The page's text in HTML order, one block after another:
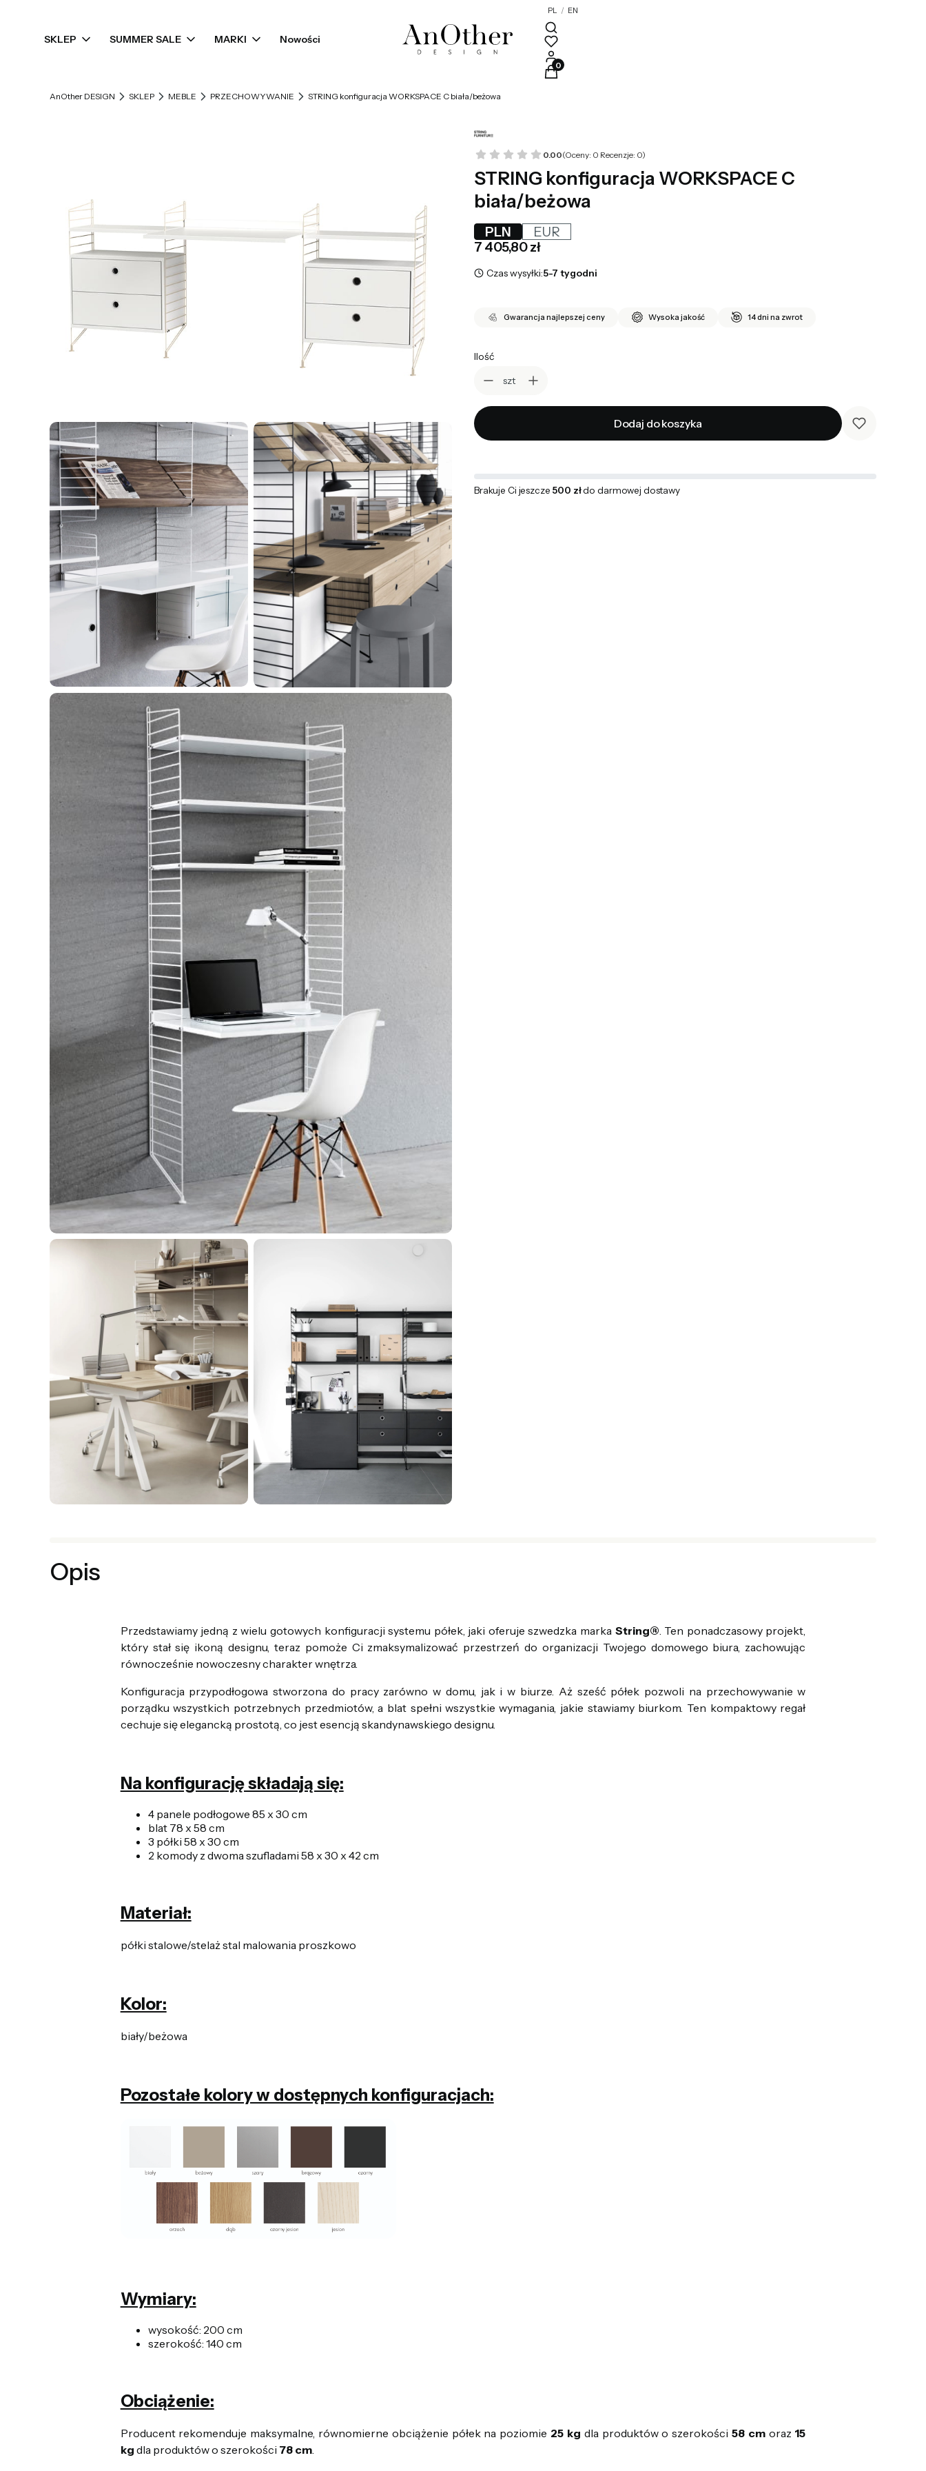
SKLEP SUMMER SALE MARKI Nowości
PL / EN
Produkty w koszyku: 0. Zobacz szczegóły
AnOther DESIGN SKLEP MEBLE PRZECHOWYWANIE STRING konfiguracja WORKSPACE C biała/beżowa
0.00(Oceny: 0 Recenzje: 0)
STRING konfiguracja WORKSPACE C
biała/beżowa
PLN
EUR
Cena
7 405,80 zł
Czas wysyłki:5-7 tygodni
Gwarancja najlepszej ceny Wysoka jakość 14 dni na zwrot
Ilość
szt
Dodaj do koszyka
Brakuje Ci jeszcze 500 złdo darmowej dostawy
Opis
Przedstawiamy jedną z wielu gotowych konfiguracji systemu półek, jaki oferuje szwedzka marka String® . Ten ponadczasowy projekt,
który stał się ikoną designu, teraz pomoże Ci zmaksymalizować przestrzeń do organizacji Twojego domowego biura, zachowując
równocześnie nowoczesny charakter wnętrza.
Konfiguracja przypodłogowa stworzona do pracy zarówno w domu, jak i w biurze. Aż sześć półek pozwoli na przechowywanie w
porządku wszystkich potrzebnych przedmiotów, a blat spełni wszystkie wymagania, jakie stawiamy biurkom. Ten kompaktowy regał
cechuje się elegancką prostotą, co jest esencją skandynawskiego designu.
Na konfigurację składają się:
4 panele podłogowe 85 x 30 cm
blat 78 x 58 cm
3 półki 58 x 30 cm
2 komody z dwoma szufladami 58 x 30 x 42 cm
Materiał:
półki stalowe/stelaż stal malowania proszkowo
Kolor:
biały/beżowa
Pozostałe kolory w dostępnych konfiguracjach:
Wymiary:
wysokość: 200 cm
szerokość: 140 cm
Obciążenie:
Producent rekomenduje maksymalne, równomierne obciążenie półek na poziomie 25 kg dla produktów o szerokości 58 cmoraz 15
kg dla produktów o szerokości 78 cm.